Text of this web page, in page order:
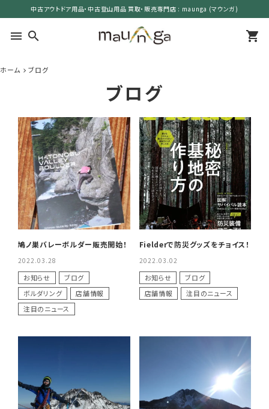
中古アウトドア用品・中古登山用品 買取・販売専門店 : maunga (マウンガ)
menu search shopping_cart
search
カテゴリーで選ぶ
サイズで選ぶ
特集で選ぶ
価格で選ぶ
買取案内
レンタル・修理
店舗情報
ホーム ブログ
ブログ
鳩ノ巣バレーボルダー販売開始！
2022.03.28
お知らせ
ブログ
ボルダリング
店舗情報
注目のニュース
Fielderで防災グッズをチョイス！
2022.03.02
お知らせ
ブログ
店舗情報
注目のニュース